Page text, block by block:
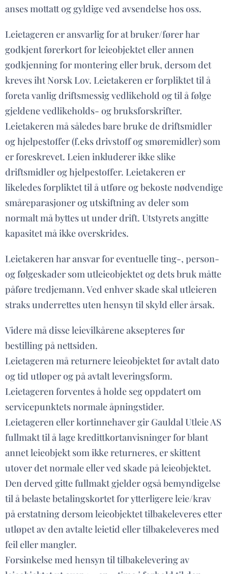
anses mottatt og gyldige ved avsendelse hos oss.
Leietageren er ansvarlig for at bruker/fører har
godkjent førerkort for leieobjektet eller annen
godkjenning for montering eller bruk, dersom det
kreves iht Norsk Lov. Leietakeren er forpliktet til å
foreta vanlig driftsmessig vedlikehold og til å følge
gjeldene vedlikeholds- og bruksforskrifter.
Leietakeren må således bare bruke de driftsmidler
og hjelpestoffer (f.eks drivstoff og smøremidler) som
er foreskrevet. Leien inkluderer ikke slike
driftsmidler og hjelpestoffer. Leietakeren er
likeledes forpliktet til å utføre og bekoste nødvendige
småreparasjoner og utskiftning av deler som
normalt må byttes ut under drift. Utstyrets angitte
kapasitet må ikke overskrides.
Leietakeren har ansvar for eventuelle ting-, person-
og følgeskader som utleieobjektet og dets bruk måtte
påføre tredjemann. Ved enhver skade skal utleieren
straks underrettes uten hensyn til skyld eller årsak.
Videre må disse leievilkårene aksepteres før
bestilling på nettsiden.
Leietageren må returnere leieobjektet før avtalt dato
og tid utløper og på avtalt leveringsform.
Leietageren forventes å holde seg oppdatert om
servicepunktets normale åpningstider.
Leietageren eller kortinnehaver gir Gauldal Utleie AS
fullmakt til å lage kredittkortanvisninger for blant
annet leieobjekt som ikke returneres, er skittent
utover det normale eller ved skade på leieobjektet.
Den derved gitte fullmakt gjelder også bemyndigelse
til å belaste betalingskortet for ytterligere leie/krav
på erstatning dersom leieobjektet tilbakeleveres etter
utløpet av den avtalte leietid eller tilbakeleveres med
feil eller mangler.
Forsinkelse med hensyn til tilbakelevering av